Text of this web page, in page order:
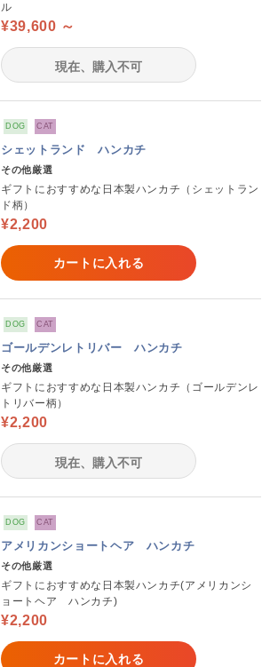
ル
¥39,600 ～
現在、購入不可
DOG CAT
シェットランド ハンカチ
その他厳選
ギフトにおすすめな日本製ハンカチ（シェットラン
ド柄）
¥2,200
カートに入れる
DOG CAT
ゴールデンレトリバー ハンカチ
その他厳選
ギフトにおすすめな日本製ハンカチ（ゴールデンレ
トリバー柄）
¥2,200
現在、購入不可
DOG CAT
アメリカンショートヘア ハンカチ
その他厳選
ギフトにおすすめな日本製ハンカチ(アメリカンシ
ョートヘア ハンカチ)
¥2,200
カートに入れる